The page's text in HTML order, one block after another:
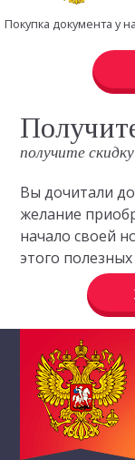
Покупка документа у
получите
Вы дочитали
желание
начало своей
этого